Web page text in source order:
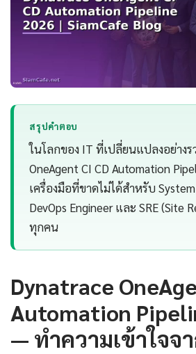
สรุปคำตอบ
ในโลกของ IT ที่เปลี่ยนแปลงอย่างร
OneAgent CI CD Automation
เครื่องมือที่ขาดไม่ได้สำหรับ
DevOps Engineer และ SRE (Site
ทุกคน
Dynatrace
Automation
— ทำความเข้าใจจ